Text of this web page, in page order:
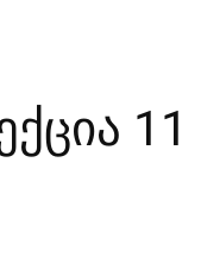
11